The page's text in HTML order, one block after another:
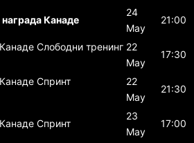
Канаде
24
May
21:00
Слободни тренинг 22
May
17:30
Спринт
22
May
21:30
Спринт
23
May
17:00